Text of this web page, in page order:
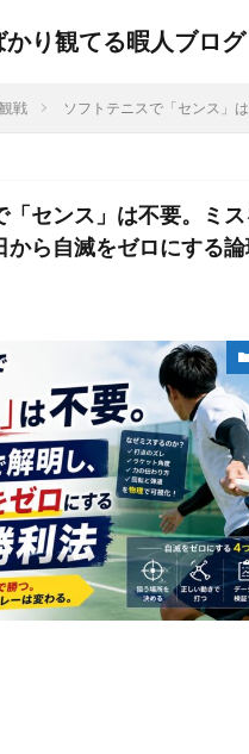
かり観てる暇人ブログ
戦 ソフトテニスで「センス」
「センス」は不要。ミ
から自滅をゼロにする